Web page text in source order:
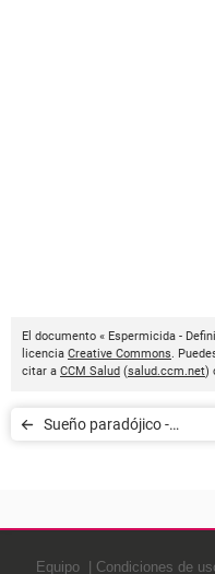
El documento « Espermicida -
licencia Creative Commons.
citar a CCM Salud (salud.ccm.net)
Sueño paradójico -
Equipo Condiciones de